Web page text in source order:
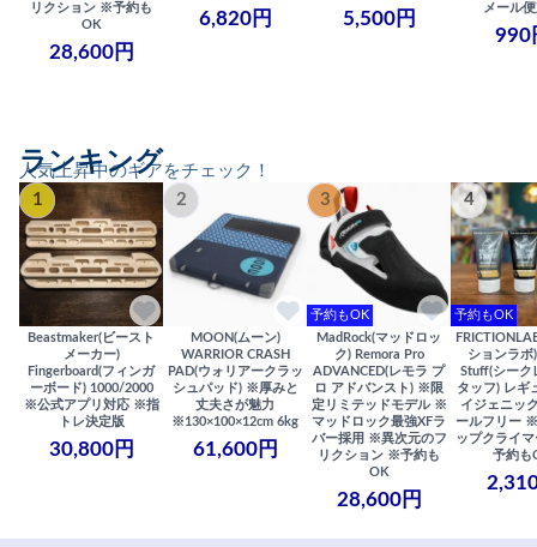
リクション ※予約も
OK
28,600円
6,820円 5,500円
メール
990
人気上昇中のギアをチェック！
ランキング
1
Beastmaker(ビースト
メーカー)
Fingerboard(フィンガ
ーボード) 1000/2000
※公式アプリ対応 ※指
トレ決定版
30,800円
2
MOON(ムーン)
WARRIOR CRASH
PAD(ウォリアークラッ
シュパッド) ※厚みと
丈夫さが魅力
※130×100×12cm 6kg
61,600円
3
予約もOK
MadRock(マッドロッ
ク) Remora Pro
ADVANCED(レモラ プ
ロ アドバンスト) ※限
定リミテッドモデル ※
マッドロック最強XFラ
バー採用 ※異次元のフ
リクション ※予約も
OK
28,600円
4
予約もOK
ションラボ
Stuff(シーク
タッフ) レギ
イジェニッ
ールフリー
ップクライ
予約も